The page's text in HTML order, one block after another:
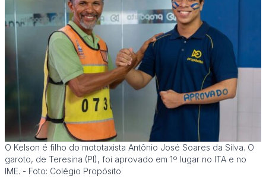
O Kelson é filho do mototaxista Antônio José Soares da Silva. O
garoto, de Teresina (PI), foi aprovado em 1º lugar no ITA e no
IME. - Foto: Colégio Propósito